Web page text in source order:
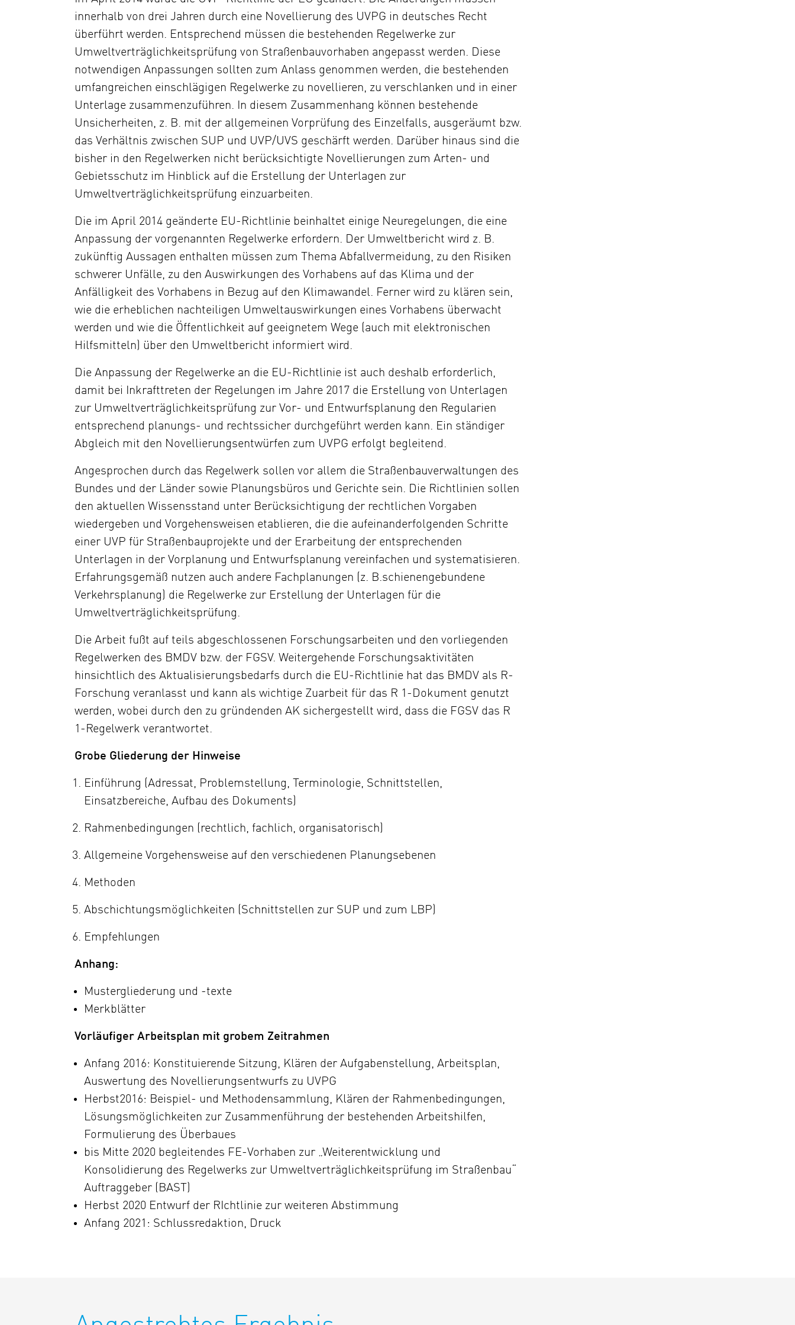
innerhalb von drei Jahren durch eine Novellierung des UVPG in deutsches Recht
überführt werden. Entsprechend müssen die bestehenden Regelwerke zur
Umweltverträglichkeitsprüfung von Straßenbauvorhaben angepasst werden. Diese
notwendigen Anpassungen sollten zum Anlass genommen werden, die bestehenden
umfangreichen einschlägigen Regelwerke zu novellieren, zu verschlanken und in einer
Unterlage zusammenzuführen. In diesem Zusammenhang können bestehende
Unsicherheiten, z. B. mit der allgemeinen Vorprüfung des Einzelfalls, ausgeräumt bzw.
das Verhältnis zwischen SUP und UVP/UVS geschärft werden. Darüber hinaus sind die
bisher in den Regelwerken nicht berücksichtigte Novellierungen zum Arten- und
Gebietsschutz im Hinblick auf die Erstellung der Unterlagen zur
Umweltverträglichkeitsprüfung einzuarbeiten.
Die im April 2014 geänderte EU-Richtlinie beinhaltet einige Neuregelungen, die eine
Anpassung der vorgenannten Regelwerke erfordern. Der Umweltbericht wird z. B.
zukünftig Aussagen enthalten müssen zum Thema Abfallvermeidung, zu den Risiken
schwerer Unfälle, zu den Auswirkungen des Vorhabens auf das Klima und der
Anfälligkeit des Vorhabens in Bezug auf den Klimawandel. Ferner wird zu klären sein,
wie die erheblichen nachteiligen Umweltauswirkungen eines Vorhabens überwacht
werden und wie die Öffentlichkeit auf geeignetem Wege (auch mit elektronischen
Hilfsmitteln) über den Umweltbericht informiert wird.
Die Anpassung der Regelwerke an die EU-Richtlinie ist auch deshalb erforderlich,
damit bei Inkrafttreten der Regelungen im Jahre 2017 die Erstellung von Unterlagen
zur Umweltverträglichkeitsprüfung zur Vor- und Entwurfsplanung den Regularien
entsprechend planungs- und rechtssicher durchgeführt werden kann. Ein ständiger
Abgleich mit den Novellierungsentwürfen zum UVPG erfolgt begleitend.
Angesprochen durch das Regelwerk sollen vor allem die Straßenbauverwaltungen des
Bundes und der Länder sowie Planungsbüros und Gerichte sein. Die Richtlinien sollen
den aktuellen Wissensstand unter Berücksichtigung der rechtlichen Vorgaben
wiedergeben und Vorgehensweisen etablieren, die die aufeinanderfolgenden Schritte
einer UVP für Straßenbauprojekte und der Erarbeitung der entsprechenden
Unterlagen in der Vorplanung und Entwurfsplanung vereinfachen und systematisieren.
Erfahrungsgemäß nutzen auch andere Fachplanungen (z. B.schienengebundene
Verkehrsplanung) die Regelwerke zur Erstellung der Unterlagen für die
Umweltverträglichkeitsprüfung.
Die Arbeit fußt auf teils abgeschlossenen Forschungsarbeiten und den vorliegenden
Regelwerken des BMDV bzw. der FGSV. Weitergehende Forschungsaktivitäten
hinsichtlich des Aktualisierungsbedarfs durch die EU-Richtlinie hat das BMDV als R-
Forschung veranlasst und kann als wichtige Zuarbeit für das R 1-Dokument genutzt
werden, wobei durch den zu gründenden AK sichergestellt wird, dass die FGSV das R
1-Regelwerk verantwortet.
Grobe Gliederung der Hinweise
Einführung (Adressat, Problemstellung, Terminologie, Schnittstellen,
Einsatzbereiche, Aufbau des Dokuments)
Rahmenbedingungen (rechtlich, fachlich, organisatorisch)
Allgemeine Vorgehensweise auf den verschiedenen Planungsebenen
Methoden
Abschichtungsmöglichkeiten (Schnittstellen zur SUP und zum LBP)
Empfehlungen
Anhang:
Mustergliederung und -texte
Merkblätter
Vorläufiger Arbeitsplan mit grobem Zeitrahmen
Anfang 2016: Konstituierende Sitzung, Klären der Aufgabenstellung, Arbeitsplan,
Auswertung des Novellierungsentwurfs zu UVPG
Herbst2016: Beispiel- und Methodensammlung, Klären der Rahmenbedingungen,
Lösungsmöglichkeiten zur Zusammenführung der bestehenden Arbeitshilfen,
Formulierung des Überbaues
bis Mitte 2020 begleitendes FE-Vorhaben zur „Weiterentwicklung und
Konsolidierung des Regelwerks zur Umweltverträglichkeitsprüfung im Straßenbau“
Auftraggeber (BAST)
Herbst 2020 Entwurf der RIchtlinie zur weiteren Abstimmung
Anfang 2021: Schlussredaktion, Druck